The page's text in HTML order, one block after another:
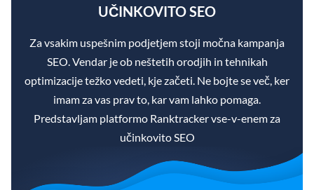
UČINKOVITO SEO
Za vsakim uspešnim podjetjem stoji močna kampanja
SEO. Vendar je ob neštetih orodjih in tehnikah
optimizacije težko vedeti, kje začeti. Ne bojte se več, ker
imam za vas prav to, kar vam lahko pomaga.
Predstavljam platformo Ranktracker vse-v-enem za
učinkovito SEO